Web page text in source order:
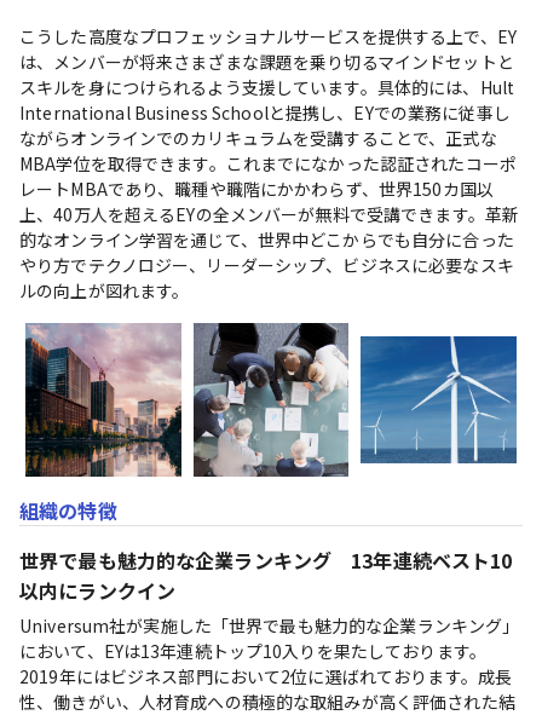
こうした高度なプロフェッショナルサービスを提供する上で、EY
は、メンバーが将来さまざまな課題を乗り切るマインドセットと
スキルを身につけられるよう支援しています。具体的には、Hult
International Business Schoolと提携し、EYでの業務に従事し
ながらオンラインでのカリキュラムを受講することで、正式な
MBA学位を取得できます。これまでになかった認証されたコーポ
レートMBAであり、職種や職階にかかわらず、世界150カ国以
上、40万人を超えるEYの全メンバーが無料で受講できます。革新
的なオンライン学習を通じて、世界中どこからでも自分に合った
やり方でテクノロジー、リーダーシップ、ビジネスに必要なスキ
ルの向上が図れます。
組織の特徴
世界で最も魅力的な企業ランキング　13年連続ベスト10
以内にランクイン
Universum社が実施した「世界で最も魅力的な企業ランキング」
において、EYは13年連続トップ10入りを果たしております。
2019年にはビジネス部門において2位に選ばれております。成長
性、働きがい、人材育成への積極的な取組みが高く評価された結